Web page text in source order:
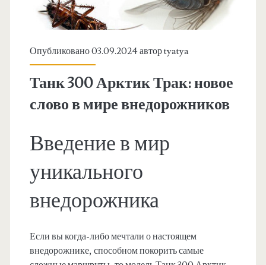
Опубликовано 03.09.2024 авторtyatya
Танк 300 Арктик Трак: новое
слово в мире внедорожников
Введение в мир
уникального
внедорожника
Если вы когда-либо мечтали о настоящем
внедорожнике, способном покорить самые